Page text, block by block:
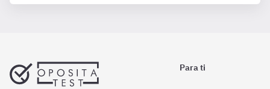
Para ti